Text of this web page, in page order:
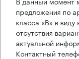
предложения по
класса «B» в
отсутствия
актуальной
Контактный